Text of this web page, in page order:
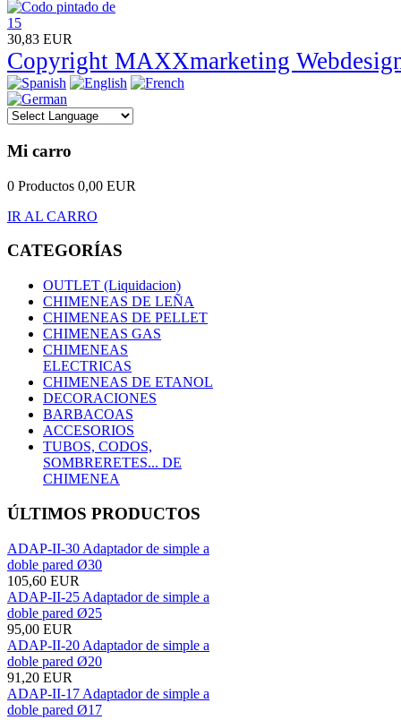
30,83 EUR
Copyright MAXXmarketing
Mi carro
0 Productos 0,00 EUR
IR AL CARRO
CATEGORÍAS
OUTLET (Liquidacion)
CHIMENEAS DE LEÑA
CHIMENEAS DE PELLET
CHIMENEAS GAS
CHIMENEAS
ELECTRICAS
CHIMENEAS DE ETANOL
DECORACIONES
BARBACOAS
ACCESORIOS
TUBOS, CODOS,
SOMBRERETES... DE
CHIMENEA
ÚLTIMOS PRODUCTOS
ADAP-II-30 Adaptador de simple a
doble pared Ø30
105,60 EUR
ADAP-II-25 Adaptador de simple a
doble pared Ø25
95,00 EUR
ADAP-II-20 Adaptador de simple a
doble pared Ø20
91,20 EUR
ADAP-II-17 Adaptador de simple a
doble pared Ø17